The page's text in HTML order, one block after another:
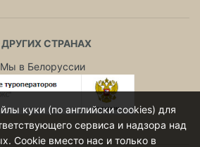
ДРУГИХ СТРАНАХ
Мы в Белоруссии
куки (по английски cookies) для
сервиса и надзора над
Cookie вместо нас и только в